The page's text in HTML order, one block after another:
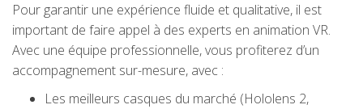
Pour garantir une expérience fluide et qualitative, il est
important de faire appel à des experts en animation VR.
Avec une équipe professionnelle, vous profiterez d’un
accompagnement sur-mesure, avec :
Les meilleurs casques du marché (Hololens 2,